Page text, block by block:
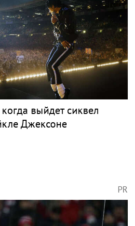
выйдет сиквел
Джексоне
PR